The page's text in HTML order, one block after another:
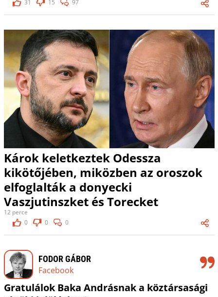
31
15 97
Károk keletkeztek Odessza
kikötőjében, miközben az oroszok
elfoglalták a donyecki
Vaszjutinszket és Torecket
12 perce
0
0 0
FODOR GÁBOR
Facebook
Gratulálok Baka Andrásnak a köztársasági